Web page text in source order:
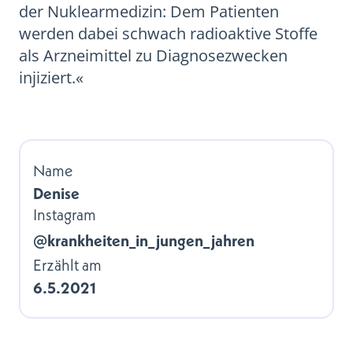
der Nuklearmedizin: Dem Patienten
werden dabei schwach radioaktive Stoffe
als Arzneimittel zu Diagnosezwecken
injiziert.«
Name
Denise
Instagram
@krankheiten_in_jungen_jahren
Erzählt am
6.5.2021